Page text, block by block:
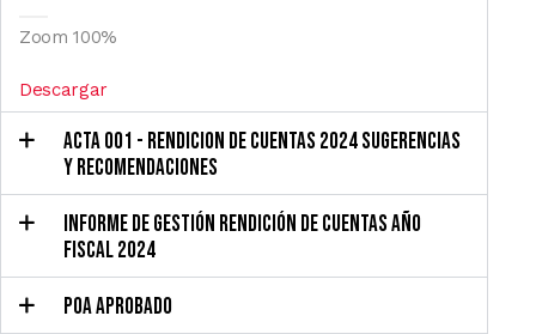
Zoom100%
Descargar
ACTA 001 - RENDICION DE CUENTAS 2024 SUGERENCIAS
Y RECOMENDACIONES
INFORME DE GESTIÓN RENDICIÓN DE CUENTAS AÑO
FISCAL 2024
POA APROBADO